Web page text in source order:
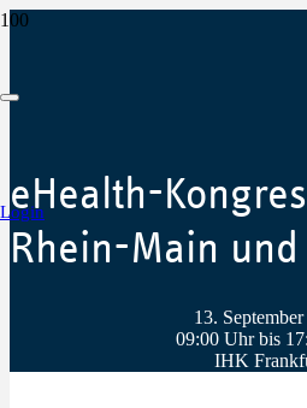
Login
eHealth-
Rhein-Main und
13.
09:00 Uhr bis
IHK